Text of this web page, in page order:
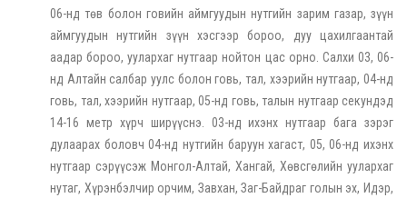
06-нд төв болон говийн аймгуудын нутгийн зарим газар, зүүн
аймгуудын нутгийн зүүн хэсгээр бороо, дуу цахилгаантай
аадар бороо, уулархаг нутгаар нойтон цас орно. Салхи 03, 06-
нд Алтайн салбар уулс болон говь, тал, хээрийн нутгаар, 04-нд
говь, тал, хээрийн нутгаар, 05-нд говь, талын нутгаар секундэд
14-16 метр хүрч ширүүснэ. 03-нд ихэнх нутгаар бага зэрэг
дулаарах боловч 04-нд нутгийн баруун хагаст, 05, 06-нд ихэнх
нутгаар сэрүүсэж Монгол-Алтай, Хангай, Хөвсгөлийн уулархаг
нутаг, Хүрэнбэлчир орчим, Завхан, Заг-Байдраг голын эх, Идэр,